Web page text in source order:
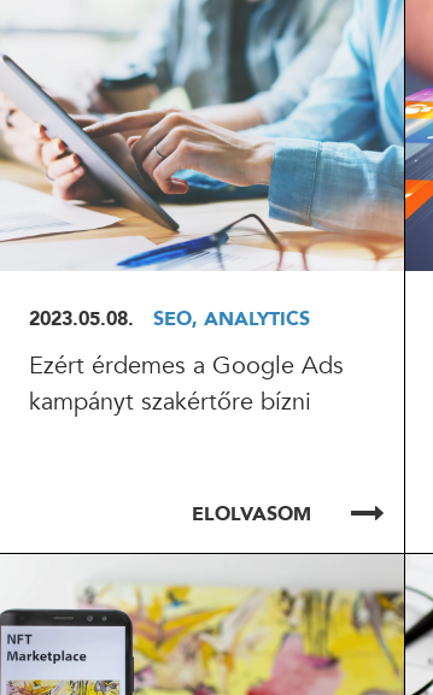
ELOLVASOM
2023.05.08. SEO, ANALYTICS
Ezért érdemes a Google Ads
kampányt szakértőre bízni
ELOLVASOM